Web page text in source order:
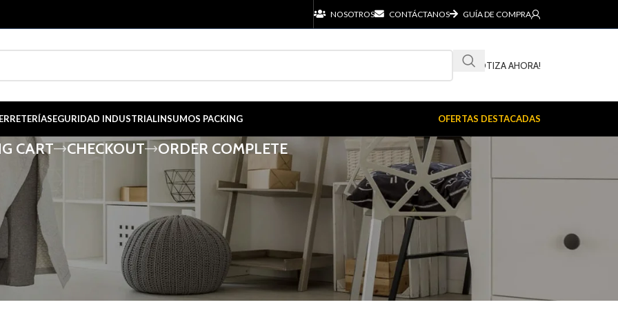
NOSOTROS CONTÁCTANOS GUÍA DE COMPRA
¡COTIZA AHORA!
SEGURIDAD INDUSTRIALINSUMOS PACKING OFERTAS DESTACADAS
CART CHECKOUT ORDER COMPLETE